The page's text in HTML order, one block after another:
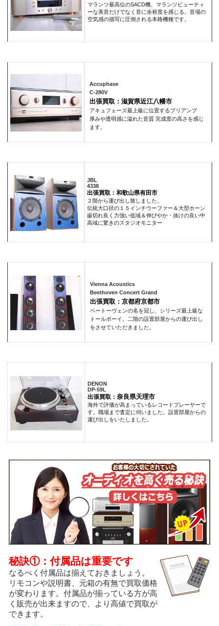
マランツ最高位のSACD機。マランツビューティ
ーな美音だけでなく音に余裕度を感じる。音場の
空気感の描写に圧倒される本格機種です。
Accuphase
C-280V
出張買取：滋賀県近江八幡市
アキュフェーズ最上級に位置するプリアンプ
厚みや透明感に溢れた音質 完成度の高さを感じ
ます。
JBL
4338
出張買取：和歌山県有田市
２階から運び出し致しました。
伝統大口径の１５インチウーファー＆大型ホーン
歯切れ良く力強い低域＆伸びやか・抜けの良い中
高域に驚きのスタジオモニター
Vienna Acoustics
Beethoven Concert Grand
出張買取：京都府京都市
ベートーヴェンの名を冠し、シリーズ最上級な
トールボーイ。二階の設置部屋からの運び出し
をさせていただきました。
DENON
DP-59L
出張買取： 奈良県天理市
海外で評価が高まっているレコードプレーヤーで
す。職場まで査定に伺いました。設置部屋からの
運び出しをいたしました。
秘訣①：付属品は重要です
なるべく付属品は揃えておきましょう。
リモコンや説明書、元箱の有無で買取価格
が変わります。付属品が揃っている方が高
く販売が出来ますので、より高値で買取が
できます。